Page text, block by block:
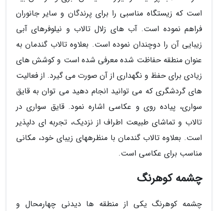
است که زیستگاه مناسبی را برای پرندگان و سایر جانوران
فراهم نموده است. آب های زلال تالاب و نیلوفرهای آبی
زیبایی آن را دوچندان نموده است. بعلاوه تالاب گندمان به
عنوان منطقه حفاظت شده معرفی شده است و کوشش های
زیادی برای حفظ و نگهداری از آن صورت می گیرد. از فعالیت
های گردشگری که می توانید انجام دهید می توان به قایق
سواری، پیاده روی و عکاسی اشاره نمود. قایق سواری در
تالاب و تماشای طبیعت اطراف از نزدیک، تجربه ای دلپذیر
است. بعلاوه تالاب گندمان با منظرههای زیبای خود، مکانی
مناسب برای عکاسی است.
چشمه کوهرنگ
چشمه کوهرنگ یکی از منطقه ها دیدنی چهارمحال و